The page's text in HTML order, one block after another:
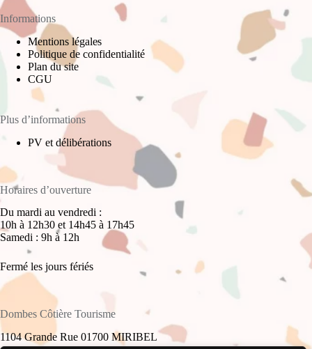
Informations
Mentions légales
Politique de confidentialité
Plan du site
CGU
Plus d’informations
PV et délibérations
Horaires d’ouverture
Du mardi au vendredi :
10h à 12h30 et 14h45 à 17h45
Samedi : 9h à 12h
Fermé les jours fériés
Dombes Côtière Tourisme
1104 Grande Rue 01700 MIRIBEL